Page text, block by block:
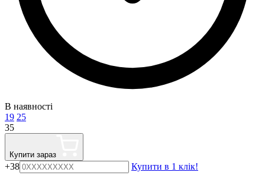
В наявності
19 25
35
Купити зараз
+38 Купити в 1 клік!